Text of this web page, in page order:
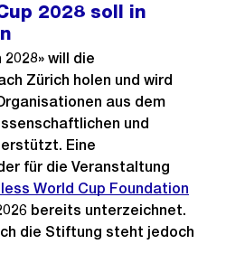
2028 soll in
2028» will die
Zürich holen und wird
aus dem
und
Eine
für die Veranstaltung
World Cup Foundation
bereits unterzeichnet.
die Stiftung steht jedoch